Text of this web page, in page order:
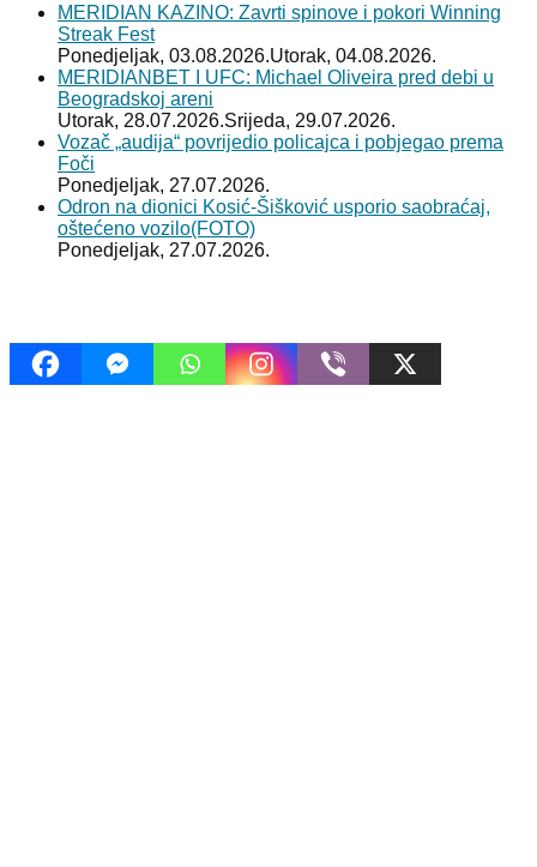
MERIDIAN KAZINO: Zavrti spinove i pokori Winning
Streak Fest
Ponedjeljak, 03.08.2026.Utorak, 04.08.2026.
MERIDIANBET I UFC: Michael Oliveira pred debi u
Beogradskoj areni
Utorak, 28.07.2026.Srijeda, 29.07.2026.
Vozač „audija“ povrijedio policajca i pobjegao prema
Foči
Ponedjeljak, 27.07.2026.
Odron na dionici Kosić-Šišković usporio saobraćaj,
oštećeno vozilo(FOTO)
Ponedjeljak, 27.07.2026.